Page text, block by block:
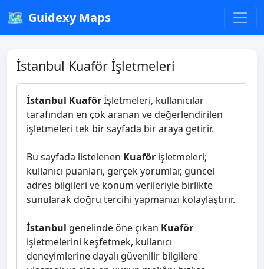
🗺️ Guidexy Maps
İstanbul Kuaför İşletmeleri
İstanbul Kuaförİşletmeleri, kullanıcılar
tarafından en çok aranan ve değerlendirilen
işletmeleri tek bir sayfada bir araya getirir.
Bu sayfada listelenen Kuaför işletmeleri;
kullanıcı puanları, gerçek yorumlar, güncel
adres bilgileri ve konum verileriyle birlikte
sunularak doğru tercihi yapmanızı kolaylaştırır.
İstanbul genelinde öne çıkan Kuaför
işletmelerini keşfetmek, kullanıcı
deneyimlerine dayalı güvenilir bilgilere